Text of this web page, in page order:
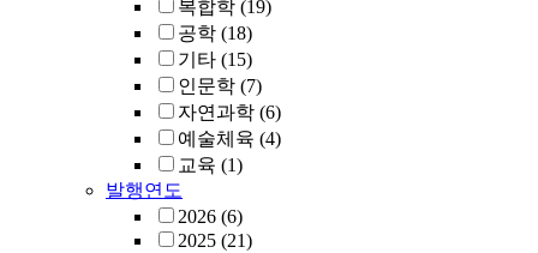
복합학 (19)
공학 (18)
기타 (15)
인문학 (7)
자연과학 (6)
예술체육 (4)
교육 (1)
발행연도
2026 (6)
2025 (21)